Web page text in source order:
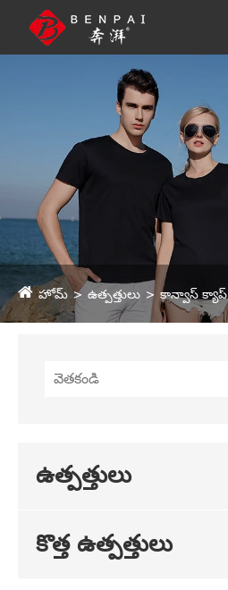
హోమ్ ఉత్పత్తులు కాన్వాస్ క్యాప్
ఉత్పత్తులు
కొత్త ఉత్పత్తులు